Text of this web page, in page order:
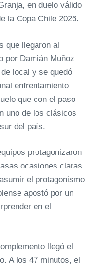
en duelo válido
la Copa Chile 2026.
que llegaron al
por Damián Muñoz
local y se quedó
enfrentamiento
que con el paso
uno de los clásicos
del país.
protagonizaron
ocasiones claras
el protagonismo
apostó por un
en el
llegó el
A los 47 minutos, el